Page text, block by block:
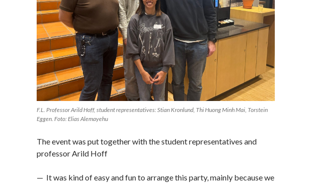
F.L. Professor Arild Hoff, student representatives: Stian Kronlund, Thi Huong Minh Mai, Torstein
Eggen. Foto: Elias Alemayehu
The event was put together with the student representatives and
professor Arild Hoff
— It was kind of easy and fun to arrange this party, mainly because we